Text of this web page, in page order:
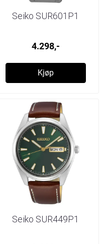
Seiko SUR601P1
4.298,-
Kjøp
Seiko SUR449P1